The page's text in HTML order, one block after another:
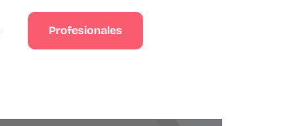
Profesionales